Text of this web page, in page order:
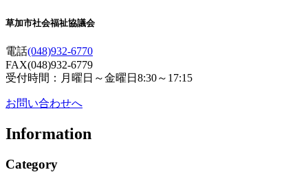
草加市社会福祉協議会
電話(048)932-6770
FAX(048)932-6779
受付時間：月曜日～金曜日8:30～17:15
お問い合わせへ
Information
Category